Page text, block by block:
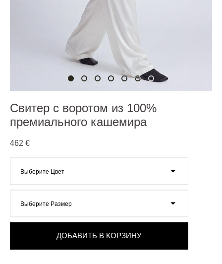
Свитер с воротом из 100%
премиального кашемира
462 €
Выберите Цвет
Выберите Размер
ДОБАВИТЬ В КОРЗИНУ